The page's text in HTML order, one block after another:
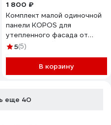
1 800 ₽
Комплект малой одиночной
панели KOPOS для
утепленного фасада от
80мм со сверлом MDFZ
80/VDZ_KB
5(5)
В корзину
еще 40